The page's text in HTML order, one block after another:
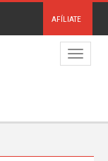
AFÍLIATE
Menú